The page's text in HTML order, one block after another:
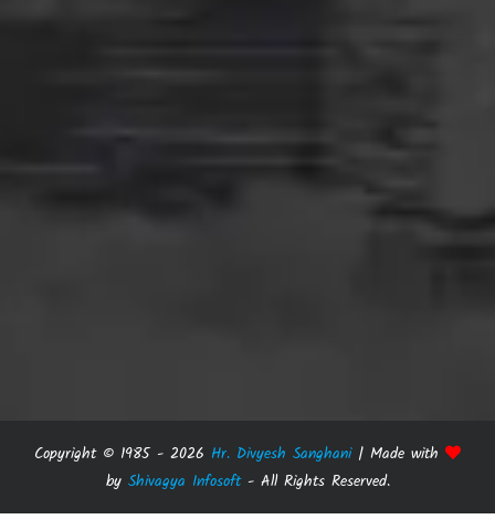
Copyright © 1985 - 2026 Hr. Divyesh Sanghani| Made with
by Shivagya Infosoft- All Rights Reserved.